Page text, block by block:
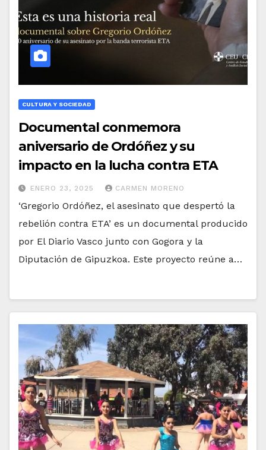
CULTURA Y SOCIEDAD
Documental conmemora
aniversario de Ordóñez y su
impacto en la lucha contra ETA
ENERO 23, 2025 CARMEN MORENO
‘Gregorio Ordóñez, el asesinato que despertó la
rebelión contra ETA’ es un documental producido
por El Diario Vasco junto con Gogora y la
Diputación de Gipuzkoa. Este proyecto reúne a…